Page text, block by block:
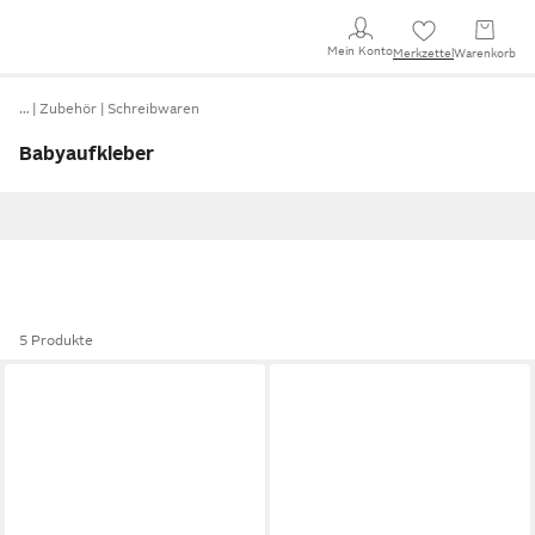
Mein KontoMerkzettel Warenkorb
… Zubehör Schreibwaren
Babyaufkleber
5 Produkte